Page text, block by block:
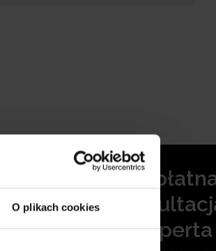
O plikach cookies
jego
eksperta